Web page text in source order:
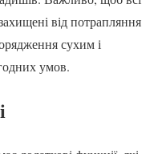
від потрапляння
сухим і
умов.